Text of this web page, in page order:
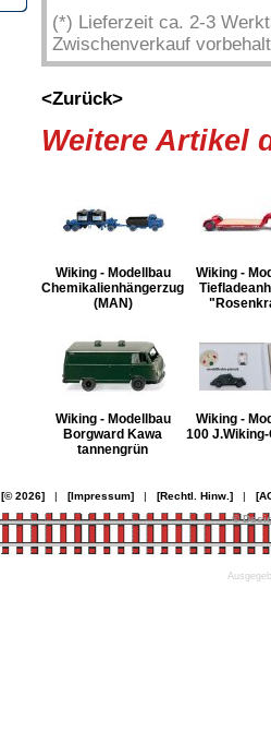
(*) Lieferzeit ca. 2-3
Zwischenverkauf
<Zurück>
Weitere Artikel
Wiking - Modellbau
Chemikalienhängerzug
(MAN)
Wiking -
Wiking - Modellbau
Borgward Kawa
tannengrün
Wiking -
100
[© 2026]| [Impressum]| [Rechtl. Hinw.]|
©